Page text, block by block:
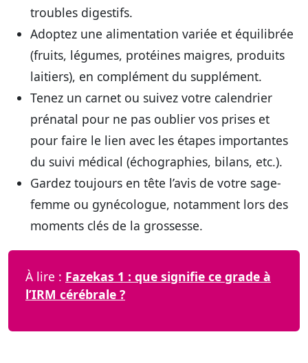
troubles digestifs.
Adoptez une alimentation variée et équilibrée
(fruits, légumes, protéines maigres, produits
laitiers), en complément du supplément.
Tenez un carnet ou suivez votre calendrier
prénatal pour ne pas oublier vos prises et
pour faire le lien avec les étapes importantes
du suivi médical (échographies, bilans, etc.).
Gardez toujours en tête l’avis de votre sage-
femme ou gynécologue, notamment lors des
moments clés de la grossesse.
À lire : Fazekas 1 : que signifie ce grade à
l’IRM cérébrale ?